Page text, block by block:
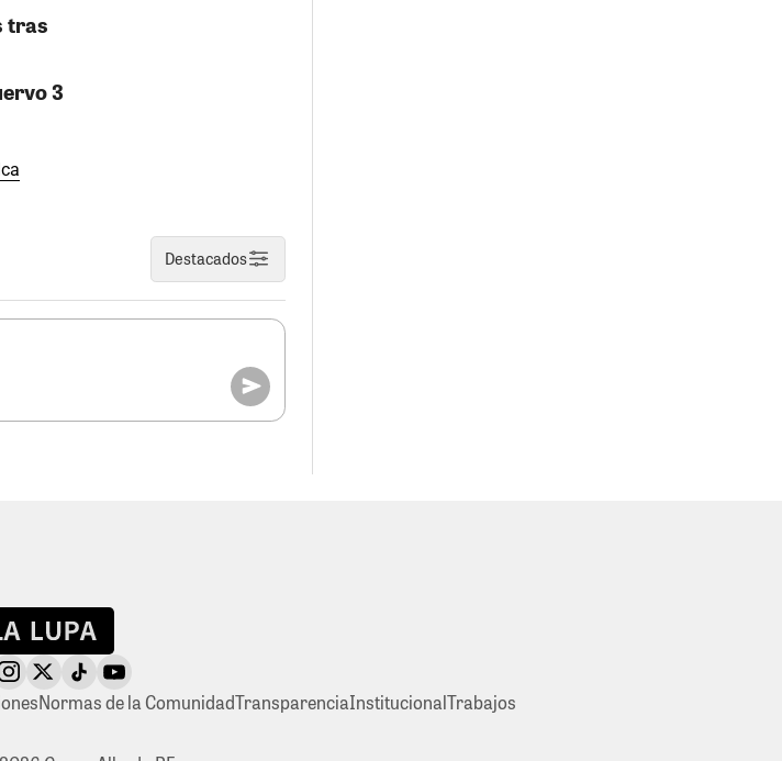
tras
3
Destacados
Normas de la ComunidadTransparenciaInstitucionalTrabajos